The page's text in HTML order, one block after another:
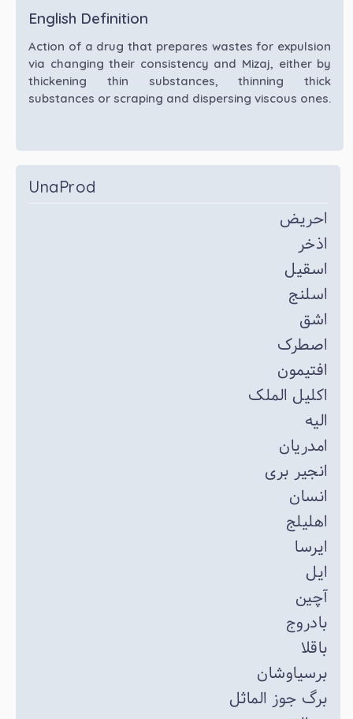
English Definition
Action of a drug that prepares wastes for expulsion
via changing their consistency and Mizaj, either by
thickening thin substances, thinning thick
substances or scraping and dispersing viscous ones.
UnaProd
احریض
اذخر
اسقیل
اسلنج
اشق
اصطرک
افتیمون
اکلیل الملک
الیه
امدریان
انجیر بری
انسان
اهلیلج
ایرسا
ایل
آچین
بادروج
باقلا
برسیاوشان
برگ جوز الماثل